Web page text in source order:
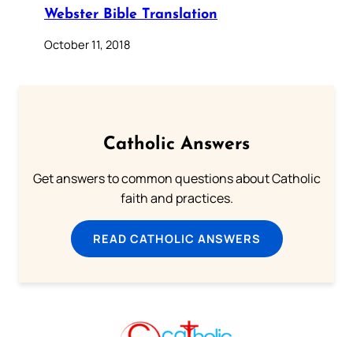
Webster Bible Translation
October 11, 2018
Catholic Answers
Get answers to common questions about Catholic
faith and practices.
READ CATHOLIC ANSWERS